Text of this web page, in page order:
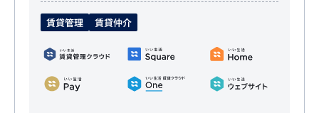
賃貸管理 賃貸仲介